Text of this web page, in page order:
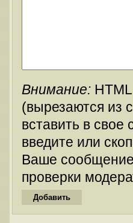
Внимание:
(вырезаются из
вставить в
введите или
Ваше
проверки